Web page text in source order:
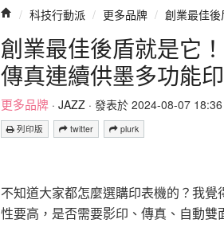
/ 科技行動派 / 更多品牌 / 創業最佳
創業最佳後盾就是它
傳真連續供墨多功能
更多品牌 · JAZZ · 發表於 2024-08-07 18:36
列印版 twitter plurk
不知道大家都怎麼選購印表機的？我
性要高，是否需要影印、傳真、自動